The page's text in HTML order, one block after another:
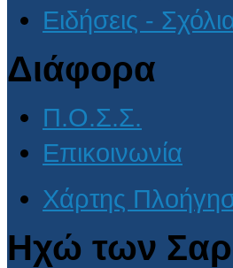
Ειδήσεις -
Διάφορα
Π.Ο.Σ.Σ.
Επικοινωνία
Χάρτης
Ηχώ των